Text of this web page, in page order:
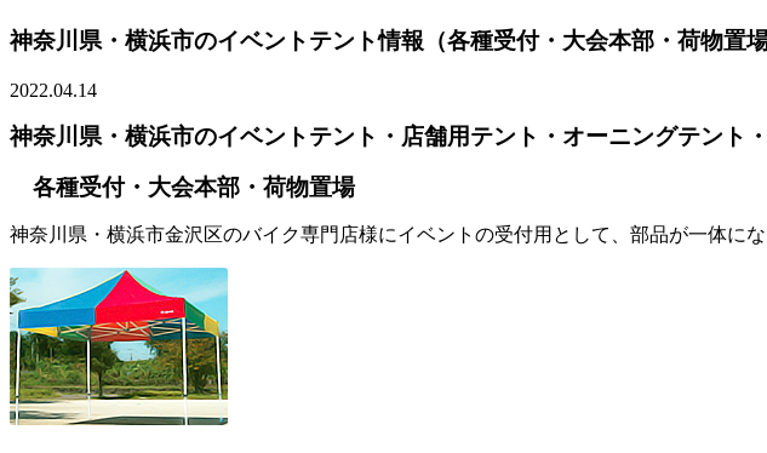
神奈川県・横浜市のイベントテント情報（各種受付・大会本部・荷物置場
2022.04.14
神奈川県・横浜市のイベントテント・店舗用テント・オーニングテント
各種受付・大会本部・荷物置場
神奈川県・横浜市金沢区のバイク専門店様にイベントの受付用として、部品が一体に